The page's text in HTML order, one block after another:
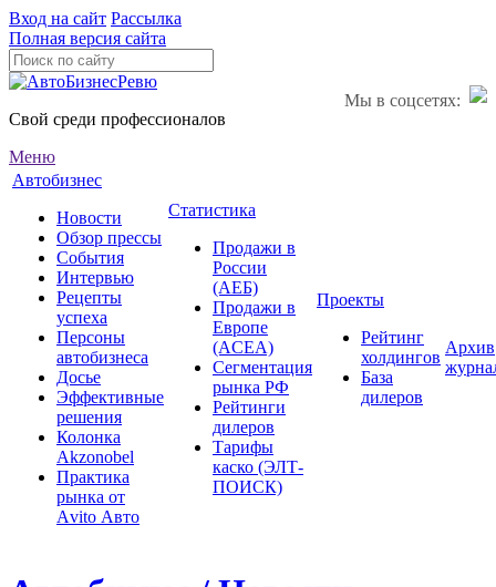
Вход на сайт Рассылка
Полная версия сайта
Мы в соцсетях:
Свой среди профессионалов
Меню
Автобизнес
Новости
Обзор прессы
События
Интервью
Рецепты
успеха
Персоны
автобизнеса
Досье
Эффективные
решения
Колонка
Akzonobel
Практика
рынка от
Аvito Авто
Статистика
Продажи в
России
(АЕБ)
Продажи в
Европе
(ACEA)
Сегментация
рынка РФ
Рейтинги
дилеров
Тарифы
каско (ЭЛТ-
ПОИСК)
Проекты
Рейтинг
холдингов
База
дилеров
Архив